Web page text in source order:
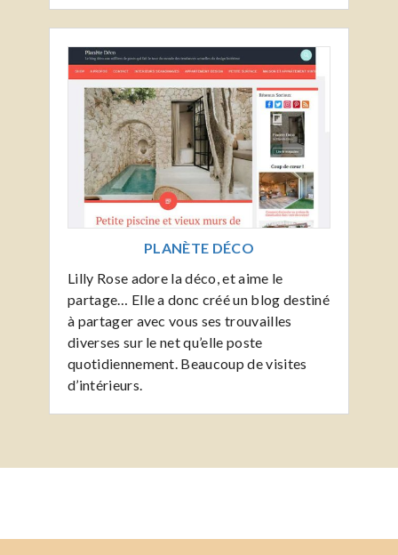
PLANÈTE DÉCO
Lilly Rose adore la déco, et aime le
partage… Elle a donc créé un blog destiné
à partager avec vous ses trouvailles
diverses sur le net qu’elle poste
quotidiennement. Beaucoup de visites
d’intérieurs.